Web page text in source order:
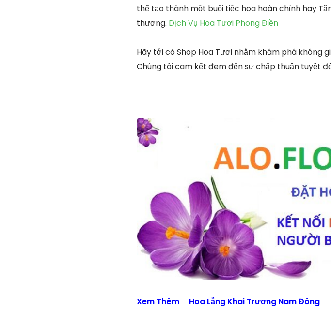
thể tạo thành một buổi tiệc hoa hoàn chỉnh hay
thương. Dịch Vụ Hoa Tươi Phong Điền
Hãy tới có Shop Hoa Tươi nhằm khám phá không
Chúng tôi cam kết đem đến sự chấp thuận tuyệt
Xem Thêm Hoa Lẵng Khai Trương Nam Đông